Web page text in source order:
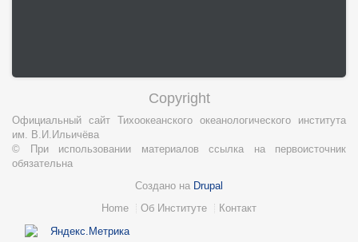
Copyright
Официальный сайт Тихоокеанского океанологического института
им. В.И.Ильичёва
© При использовании материалов ссылка на первоисточник
обязательна
Создано на Drupal
колонтитул
Home Об Институте Контакт